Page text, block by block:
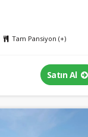
Tam Pansiyon (+)
Satın Al